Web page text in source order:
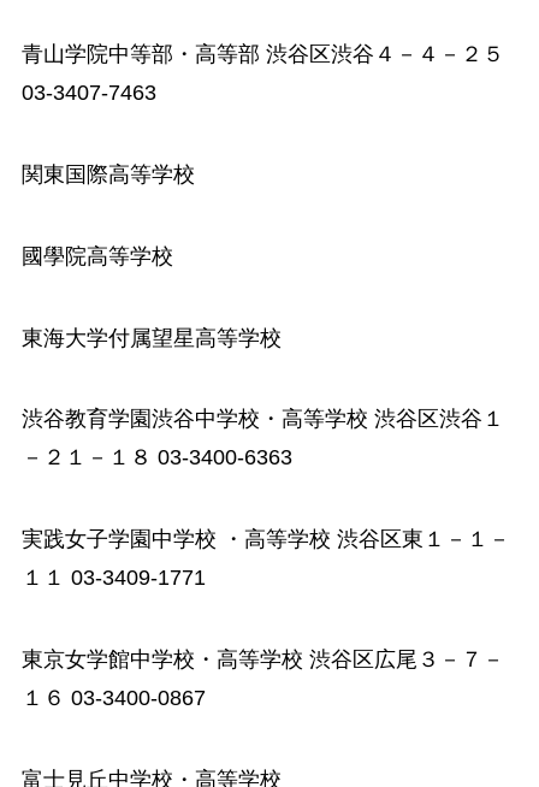
青山学院中等部・高等部 渋谷区渋谷４－４－２５
03-3407-7463
関東国際高等学校
國學院高等学校
東海大学付属望星高等学校
渋谷教育学園渋谷中学校・高等学校 渋谷区渋谷１
－２１－１８ 03-3400-6363
実践女子学園中学校 ・高等学校 渋谷区東１－１－
１１ 03-3409-1771
東京女学館中学校・高等学校 渋谷区広尾３－７－
１６ 03-3400-0867
富士見丘中学校・高等学校